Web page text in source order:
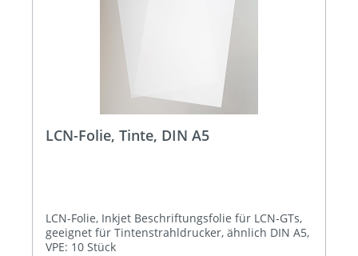
LCN-Folie, Tinte, DIN A5
LCN-Folie, Inkjet Beschriftungsfolie für LCN-GTs,
geeignet für Tintenstrahldrucker, ähnlich DIN A5,
VPE: 10 Stück